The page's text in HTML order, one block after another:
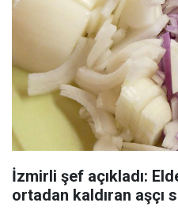
İzmirli şef açıkladı:
ortadan kaldıran aşçı